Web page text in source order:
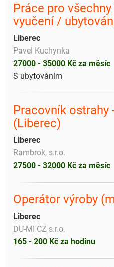
Práce pro
vyučení /
Liberec
Pavel Kuchynka
27000 - 35000 Kč za měsíc
S ubytováním
Pracovník ostrahy
(Liberec)
Liberec
Rambrok, s.r.o.
27500 - 32000 Kč za měsíc
Operátor výroby
Liberec
DU-MI CZ s.r.o.
165 - 200 Kč za hodinu